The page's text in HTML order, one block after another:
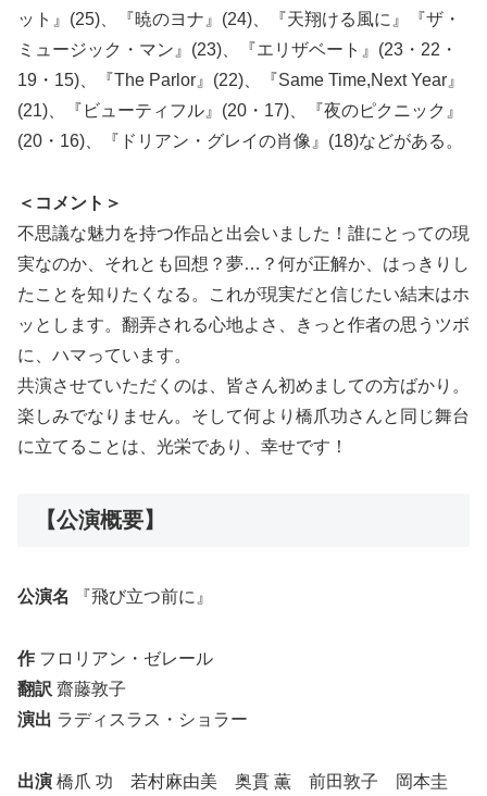
ット』(25)、『暁のヨナ』(24)、『天翔ける風に』『ザ・
ミュージック・マン』(23)、『エリザベート』(23・22・
19・15)、『The Parlor』(22)、『Same Time,Next Year』
(21)、『ビューティフル』(20・17)、『夜のピクニック』
(20・16)、『ドリアン・グレイの肖像』(18)などがある。
＜コメント＞
不思議な魅力を持つ作品と出会いました！誰にとっての現
実なのか、それとも回想？夢…？何が正解か、はっきりし
たことを知りたくなる。これが現実だと信じたい結末はホ
ッとします。翻弄される心地よさ、きっと作者の思うツボ
に、ハマっています。
共演させていただくのは、皆さん初めましての方ばかり。
楽しみでなりません。そして何より橋爪功さんと同じ舞台
に立てることは、光栄であり、幸せです！
【公演概要】
公演名 『飛び立つ前に』
作 フロリアン・ゼレール
翻訳 齋藤敦子
演出 ラディスラス・ショラー
出演 橋爪 功 若村麻由美 奥貫 薫 前田敦子 岡本圭